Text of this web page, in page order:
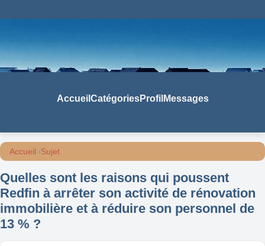
Accueil CatégoriesProfil Messages
Accueil>Sujet
Quelles sont les raisons qui poussent
Redfin à arrêter son activité de rénovation
immobilière et à réduire son personnel de
13 % ?